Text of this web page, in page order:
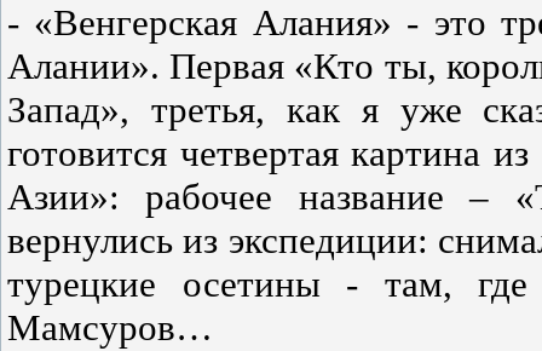
- «Венгерская Алания» - это
Алании». Первая «Кто ты,
Запад», третья, как я уже
готовится четвертая картина
Азии»: рабочее название –
вернулись из экспедиции:
турецкие осетины - там,
Мамсуров…